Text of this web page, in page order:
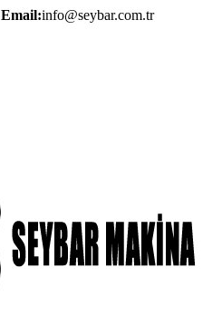
Email:info@seybar.com.tr